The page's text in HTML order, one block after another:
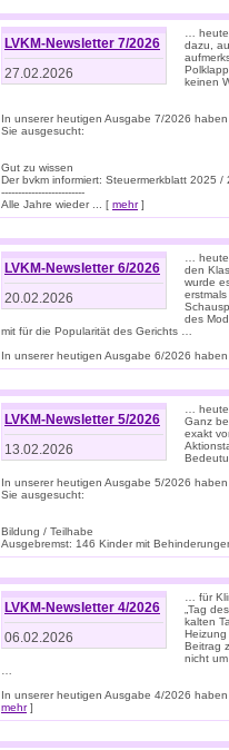
LVKM-Newsletter 7/2026
27.02.2026
…
dazu,
keinen
In unserer heutigen Ausgabe 7/2026
Sie ausgesucht:
Gut zu wissen
Der bvkm informiert: Steuermerkblatt 2025 /
-------------------------
Alle Jahre wieder ... [ mehr]
LVKM-Newsletter 6/2026
20.02.2026
…
den
wurde
des
mit für die Popularität des Gerichts …
In unserer heutigen Ausgabe 6/2026
LVKM-Newsletter 5/2026
13.02.2026
…
Ganz
exakt
In unserer heutigen Ausgabe 5/2026
Sie ausgesucht:
Bildung / Teilhabe
Ausgebremst: 146 Kinder mit
LVKM-Newsletter 4/2026
06.02.2026
… für
„Tag
kalten
Beitrag
nicht
In unserer heutigen Ausgabe 4/2026
mehr]